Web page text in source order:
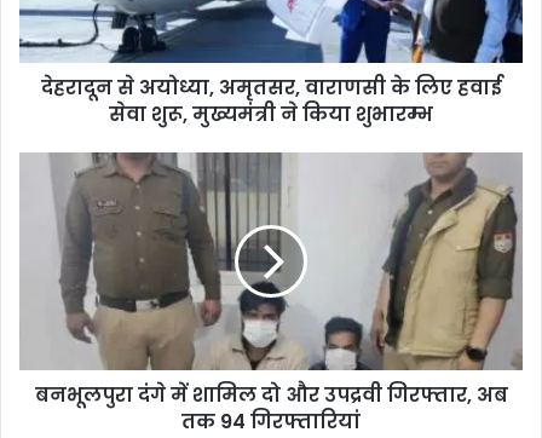
देहरादून से अयोध्या, अमृतसर, वाराणसी के लिए हवाई
सेवा शुरू, मुख्यमंत्री ने किया शुभारम्भ
बनभूलपुरा दंगे में शामिल दो और उपद्रवी गिरफ्तार, अब
तक 94 गिरफ्तारियां